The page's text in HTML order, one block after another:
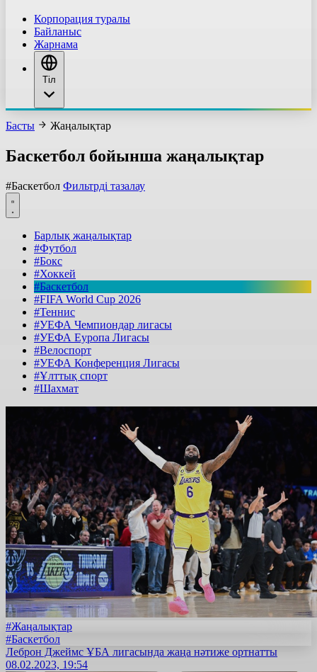
Корпорация туралы
Байланыс
Жарнама
Тіл
Басты Жаңалықтар
Баскетбол бойынша жаңалықтар
#Баскетбол Фильтрді тазалау
Барлық жаңалықтар
#Футбол
#Бокс
#Хоккей
#Баскетбол
#FIFA World Cup 2026
#Теннис
#УЕФА Чемпиондар лигасы
#УЕФА Еуропа Лигасы
#Велоспорт
#УЕФА Конференция Лигасы
#Ұлттық спорт
#Шахмат
#Жаңалықтар
#Баскетбол
Леброн Джеймс ҰБА лигасында жаңа нәтиже ортнатты
08.02.2023, 19:54